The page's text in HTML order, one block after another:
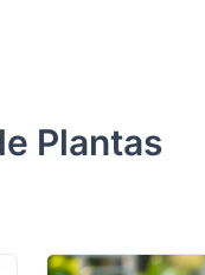
Plantas